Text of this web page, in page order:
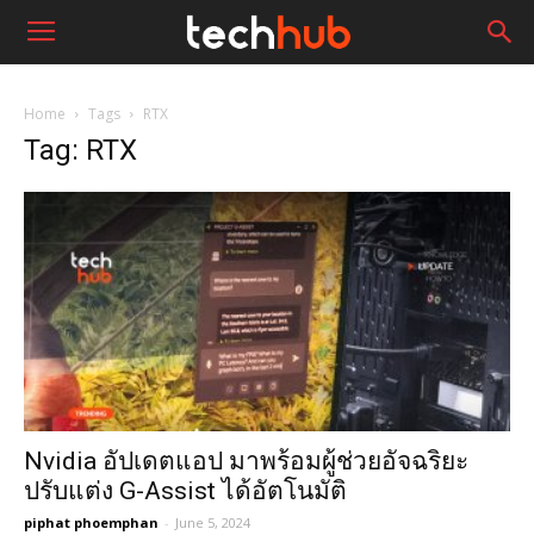
Home Tags RTX
Tag: RTX
Nvidia อัปเดตแอป มาพร้อมผู้ช่วยอัจฉริยะ
ปรับแต่ง G-Assist ได้อัตโนมัติ
piphat phoemphan - June 5, 2024